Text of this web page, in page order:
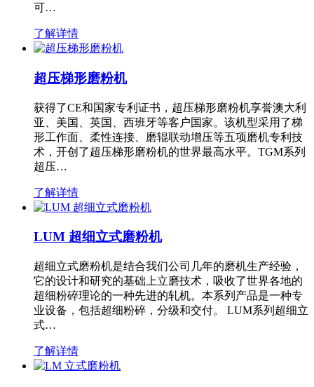
可…
了解详情
超压梯形磨粉机
获得了CE和国家专利证书，超压梯形磨粉机享誉澳大利
亚、美国、英国、西班牙等客户国家。该机型采用了梯
形工作面、柔性连接、磨辊联动增压等五项磨机专利技
术，开创了超压梯形磨粉机的世界最高水平。TGM系列
超压…
了解详情
LUM 超细立式磨粉机
超细立式磨粉机是结合我们公司几年的磨机生产经验，
它的设计和研究的基础上立磨技术，吸收了世界各地的
超细粉碎理论的一种先进的轧机。本系列产品是一种专
业设备，包括超细粉碎，分级和交付。 LUM系列超细立
式…
了解详情